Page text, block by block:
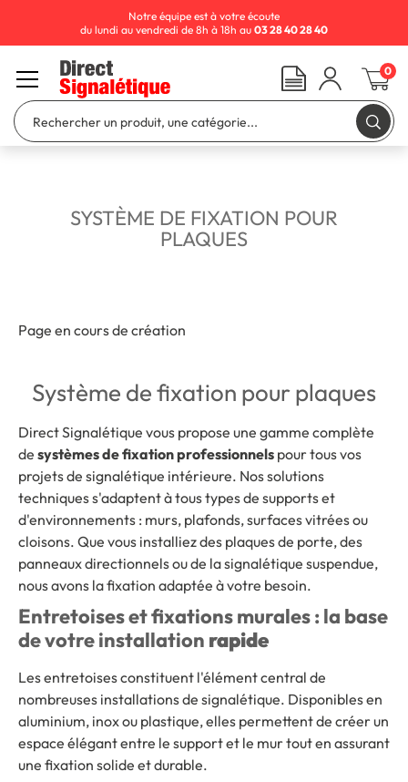
SYSTÈME DE FIXATION POUR
PLAQUES
Page en cours de création
Système de fixation pour plaques
Direct Signalétique vous propose une gamme complète
de systèmes de fixation professionnels pour tous vos
projets de signalétique intérieure. Nos solutions
techniques s'adaptent à tous types de supports et
d'environnements : murs, plafonds, surfaces vitrées ou
cloisons. Que vous installiez des plaques de porte, des
panneaux directionnels ou de la signalétique suspendue,
nous avons la fixation adaptée à votre besoin.
Entretoises et fixations murales : la base
de votre installation rapide
Les entretoises constituent l'élément central de
nombreuses installations de signalétique. Disponibles en
aluminium, inox ou plastique, elles permettent de créer un
espace élégant entre le support et le mur tout en assurant
une fixation solide et durable.
Notre équipe est à votre écoute
du lundi au vendredi de 8h à 18h au 03 28 40 28 40
0